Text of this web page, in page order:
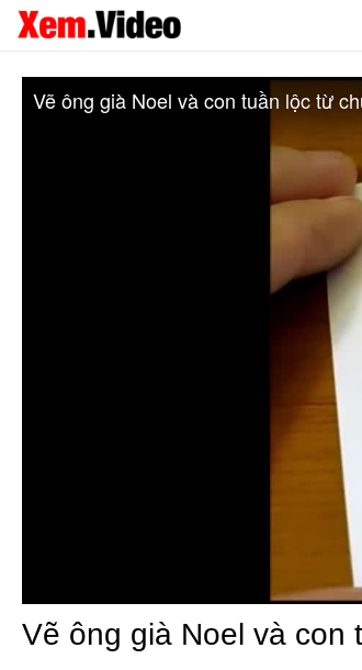
Vẽ ông già Noel và con tuần lộc từ
Vẽ ông già Noel và con